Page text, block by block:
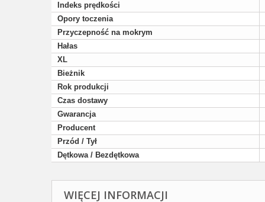
Indeks prędkości
Opory toczenia
Przyczepność na mokrym
Hałas
XL
Bieżnik
Rok produkcji
Czas dostawy
Gwarancja
Producent
Przód / Tył
Dętkowa / Bezdętkowa
WIĘCEJ INFORMACJI